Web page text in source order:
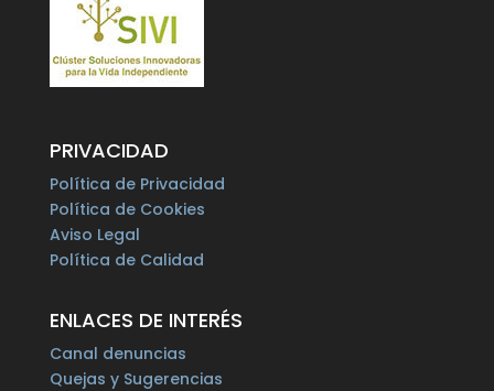
PRIVACIDAD
Política de Privacidad
Política de Cookies
Aviso Legal
Política de Calidad
ENLACES DE INTERÉS
Canal denuncias
Quejas y Sugerencias